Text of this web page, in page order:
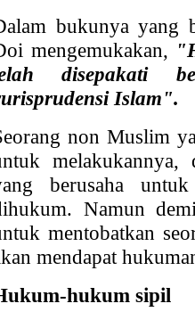
bukunya yang
mengemukakan,
disepakati
Islam".
non Muslim
melakukannya,
berusaha
Namun
mentobatkan
mendapat
hukum sipil